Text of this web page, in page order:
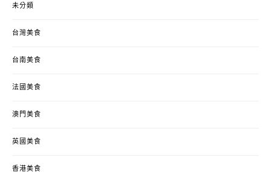
未分類
台灣美食
台南美食
法國美食
澳門美食
英國美食
香港美食